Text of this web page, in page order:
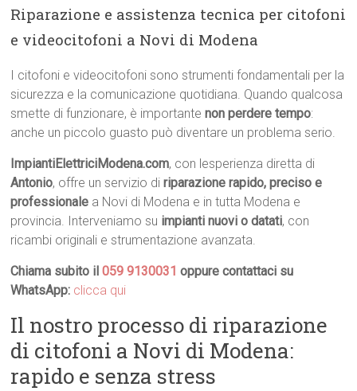
Riparazione e assistenza tecnica per citofoni
e videocitofoni a Novi di Modena
I citofoni e videocitofoni sono strumenti fondamentali per la
sicurezza e la comunicazione quotidiana. Quando qualcosa
smette di funzionare, è importantenon perdere tempo:
anche un piccolo guasto può diventare un problema serio.
ImpiantiElettriciModena.com, con lesperienza diretta di
Antonio, offre un servizio diriparazione rapido, preciso e
professionale a Novi di Modena e in tutta Modena e
provincia. Interveniamo su impianti nuovi o datati, con
ricambi originali e strumentazione avanzata.
Chiama subito il059 9130031 oppure contattaci su
WhatsApp: clicca qui
Il nostro processo di riparazione
di citofoni a Novi di Modena:
rapido e senza stress